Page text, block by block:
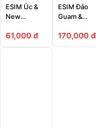
ESIM Úc &
New
61,000 đ
ESIM Đảo
Guam &
170,000 đ